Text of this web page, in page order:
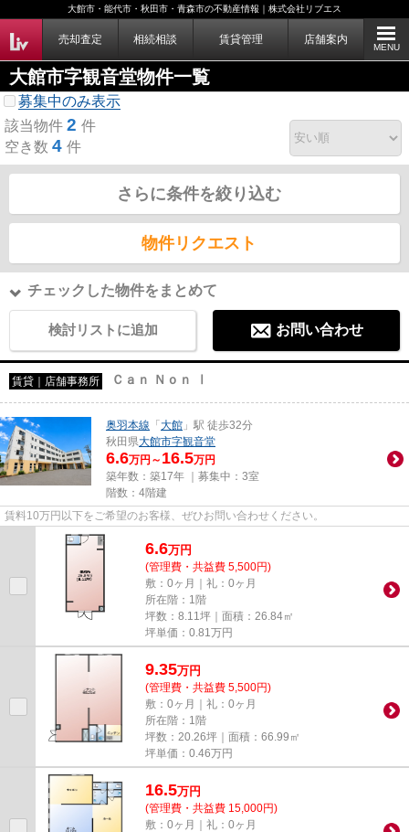
大館市・能代市・秋田市・青森市の不動産情報｜株式会社リブエス
売却査定 相続相談 賃貸管理 店舗案内
MENU
大館市字観音堂物件一覧
募集中のみ表示
該当物件 2 件
空き数 4 件
さらに条件を絞り込む
物件リクエスト
チェックした物件をまとめて
検討リストに追加 お問い合わせ
賃貸｜店舗事務所 Ｃａｎ Ｎｏｎ Ⅰ
奥羽本線 「 大館 」駅 徒歩32分
秋田県大館市字観音堂
6.6万円～ 16.5万円
築年数：築17年 ｜募集中： 3室
階数：4階建
賃料10万円以下をご希望のお客様、ぜひお問い合わせください。
6.6万円
(管理費・共益費 5,500円)
敷：0ヶ月｜礼：0ヶ月
所在階：1階
坪数：8.11坪｜面積：26.84㎡
坪単価： 0.81万円
9.35万円
(管理費・共益費 5,500円)
敷：0ヶ月｜礼：0ヶ月
所在階：1階
坪数：20.26坪｜面積：66.99㎡
坪単価： 0.46万円
16.5万円
(管理費・共益費 15,000円)
敷：0ヶ月｜礼：0ヶ月